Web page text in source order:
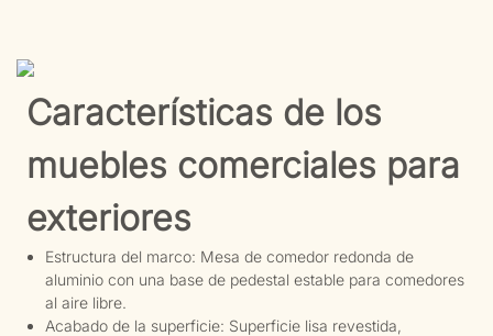
Características de los
muebles comerciales para
exteriores
Estructura del marco: Mesa de comedor redonda de
aluminio con una base de pedestal estable para comedores
al aire libre.
Acabado de la superficie: Superficie lisa revestida,